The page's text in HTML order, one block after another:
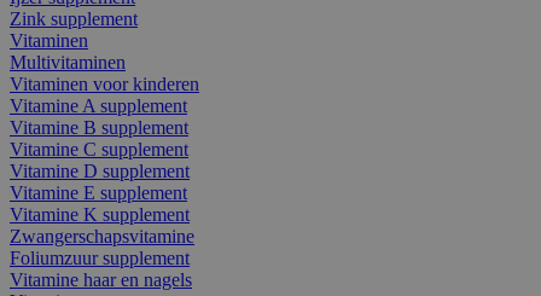
Zink supplement
Vitaminen
Multivitaminen
Vitaminen voor kinderen
Vitamine A supplement
Vitamine B supplement
Vitamine C supplement
Vitamine D supplement
Vitamine E supplement
Vitamine K supplement
Zwangerschapsvitamine
Foliumzuur supplement
Vitamine haar en nagels